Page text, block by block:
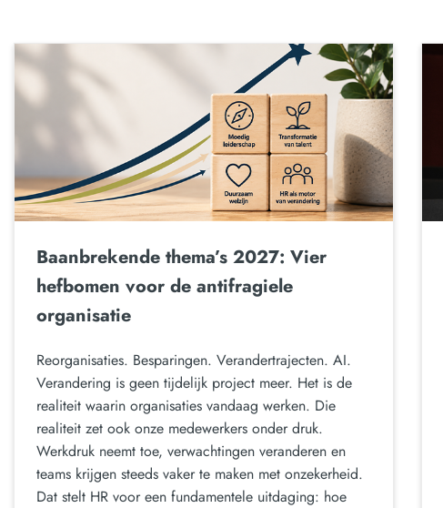
Baanbrekende thema’s 2027: Vier
hefbomen voor de antifragiele
organisatie
Reorganisaties. Besparingen. Verandertrajecten. AI.
Verandering is geen tijdelijk project meer. Het is de
realiteit waarin organisaties vandaag werken. Die
realiteit zet ook onze medewerkers onder druk.
Werkdruk neemt toe, verwachtingen veranderen en
teams krijgen steeds vaker te maken met onzekerheid.
Dat stelt HR voor een fundamentele uitdaging: hoe